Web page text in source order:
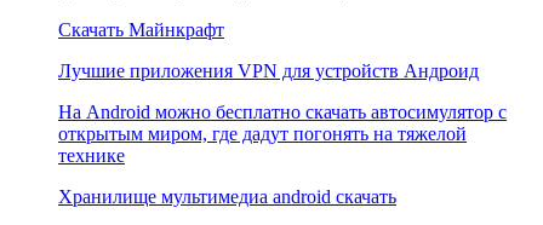
Скачать Майнкрафт
Лучшие приложения VPN для устройств Андроид
На Android можно бесплатно скачать автосимулятор с
открытым миром, где дадут погонять на тяжелой
технике
Хранилище мультимедиа android скачать